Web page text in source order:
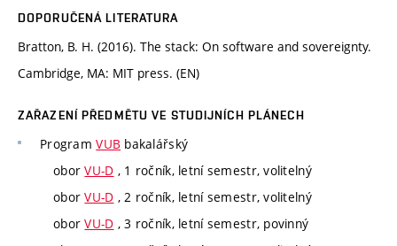
DOPORUČENÁ LITERATURA
Bratton, B. H. (2016). The stack: On software and sovereignty.
Cambridge, MA: MIT press. (EN)
ZAŘAZENÍ PŘEDMĚTU VE STUDIJNÍCH PLÁNECH
ProgramVUB bakalářský
oborVU-D , 1 ročník, letní semestr, volitelný
oborVU-D , 2 ročník, letní semestr, volitelný
oborVU-D , 3 ročník, letní semestr, povinný